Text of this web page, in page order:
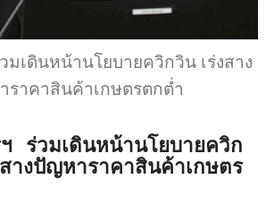
มเดินหน้านโยบายควิกวิน เร่งสาง
ราคาสินค้าเกษตรตกต่ำ
ร่วมเดินหน้านโยบายควิก
ปัญหาราคาสินค้าเกษตร